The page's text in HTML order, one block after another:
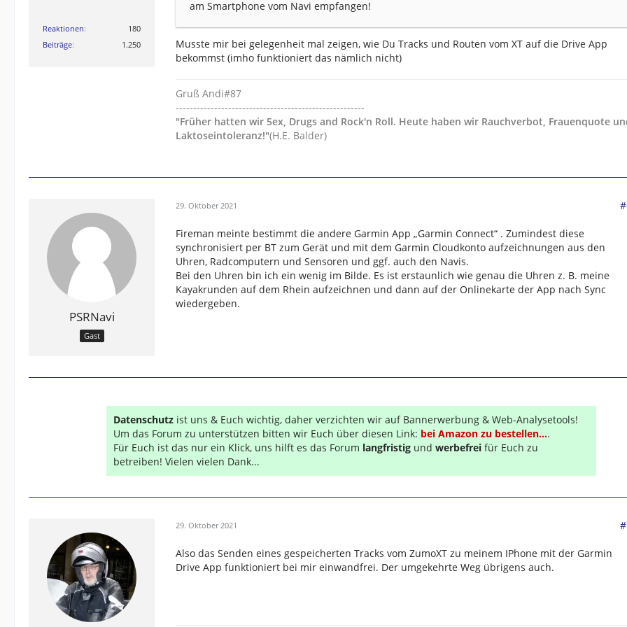
Reaktionen
180
Beiträge
1.250
am Smartphone vom Navi empfangen!
Musste mir bei gelegenheit mal zeigen, wie Du Tracks und Routen vom XT auf die Drive App
bekommst (imho funktioniert das nämlich nicht)
Gruß Andi#87
------------------------------------------------------
"Früher hatten wir 5ex, Drugs and Rock'n Roll. Heute haben wir Rauchverbot, Frauenquote
Laktoseintoleranz!"(H.E. Balder)
PSRNavi
Gast
29. Oktober 2021
Fireman meinte bestimmt die andere Garmin App „Garmin Connect“ . Zumindest diese
synchronisiert per BT zum Gerät und mit dem Garmin Cloudkonto aufzeichnungen aus den
Uhren, Radcomputern und Sensoren und ggf. auch den Navis.
Bei den Uhren bin ich ein wenig im Bilde. Es ist erstaunlich wie genau die Uhren z. B. meine
Kayakrunden auf dem Rhein aufzeichnen und dann auf der Onlinekarte der App nach Sync
wiedergeben.
Datenschutz ist uns & Euch wichtig, daher verzichten wir auf Bannerwerbung & Web-Analysetools!
Um das Forum zu unterstützen bitten wir Euch über diesen Link: bei Amazon zu bestellen....
Für Euch ist das nur ein Klick, uns hilft es das Forum langfristig und werbefrei für Euch zu
betreiben! Vielen vielen Dank...
29. Oktober 2021
Also das Senden eines gespeicherten Tracks vom ZumoXT zu meinem IPhone mit der Garmin
Drive App funktioniert bei mir einwandfrei. Der umgekehrte Weg übrigens auch.